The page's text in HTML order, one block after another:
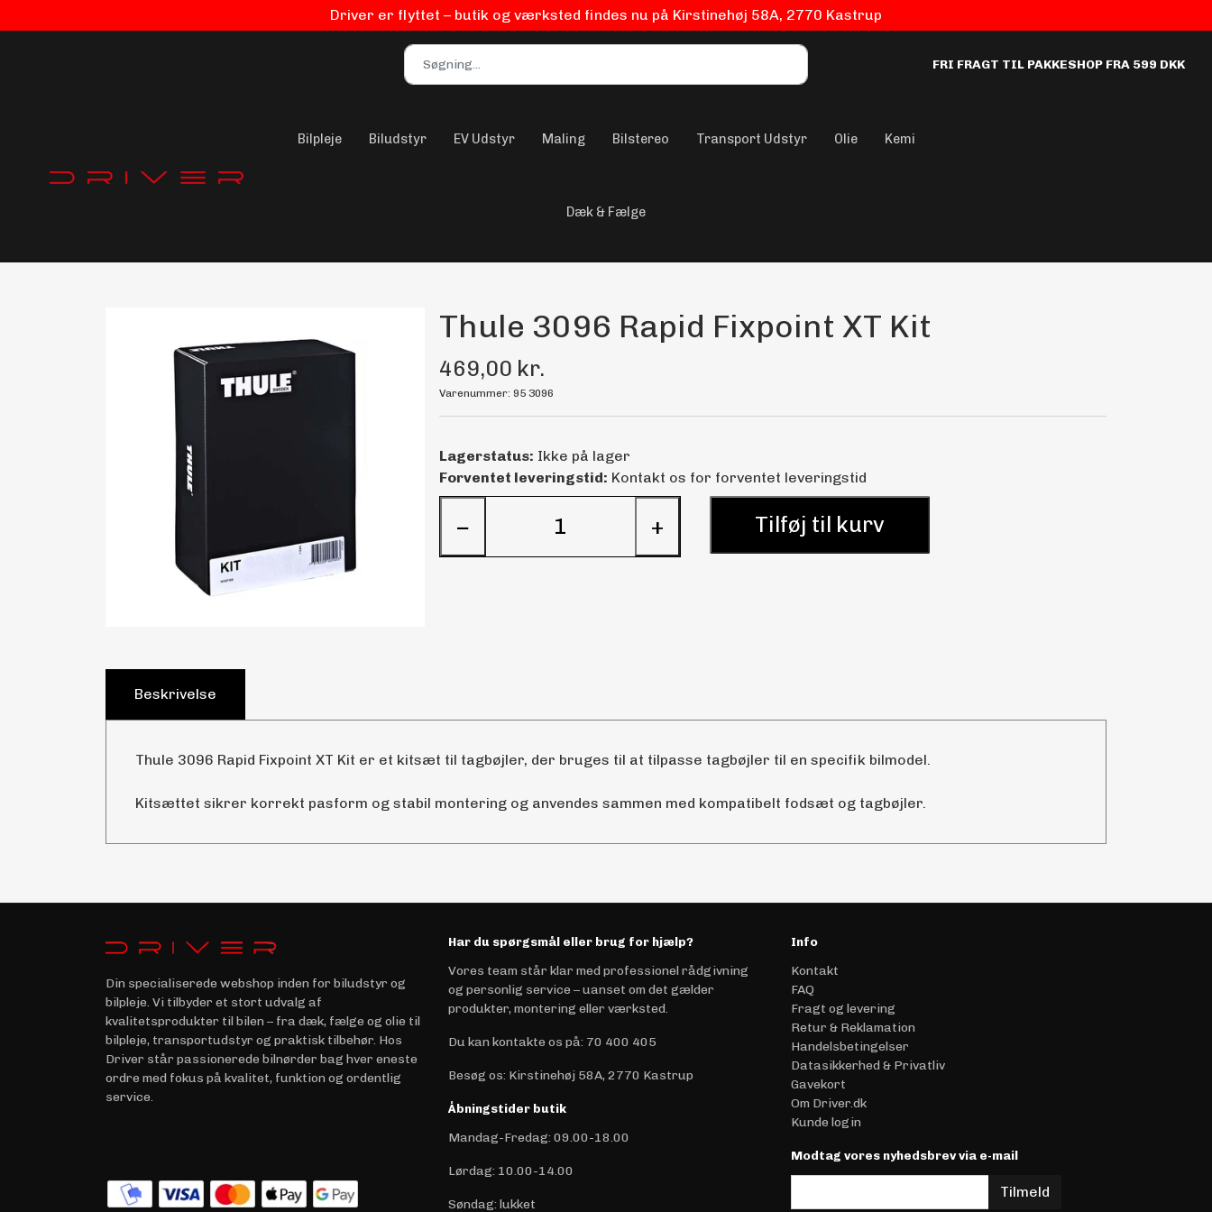
Driver er flyttet – butik og værksted findes nu på Kirstinehøj 58A, 2770 Kastrup
FRI FRAGT TIL PAKKESHOP FRA 599 DKK
Bilpleje Biludstyr EV Udstyr Maling Bilstereo Transport Udstyr Olie Kemi
Dæk & Fælge
Thule 3096 Rapid Fixpoint XT Kit
469,00 kr.
Varenummer: 95 3096
Lagerstatus: Ikke på lager
Forventet leveringstid: Kontakt os for forventet leveringstid
− + Tilføj til kurv
Beskrivelse
Thule 3096 Rapid Fixpoint XT Kit er et kitsæt til tagbøjler, der bruges til at tilpasse tagbøjler til en specifik bilmodel.
Kitsættet sikrer korrekt pasform og stabil montering og anvendes sammen med kompatibelt fodsæt og tagbøjler.
Din specialiserede webshop inden for biludstyr og
bilpleje. Vi tilbyder et stort udvalg af
kvalitetsprodukter til bilen – fra dæk, fælge og olie til
bilpleje, transportudstyr og praktisk tilbehør. Hos
Driver står passionerede bilnørder bag hver eneste
ordre med fokus på kvalitet, funktion og ordentlig
service.
Har du spørgsmål eller brug for hjælp?
Vores team står klar med professionel rådgivning
og personlig service – uanset om det gælder
produkter, montering eller værksted.
Du kan kontakte os på: 70 400 405
Besøg os: Kirstinehøj 58A, 2770 Kastrup
Åbningstider butik
Mandag-Fredag: 09.00-18.00
Lørdag: 10.00-14.00
Søndag: lukket
Info
Kontakt
FAQ
Fragt og levering
Retur & Reklamation
Handelsbetingelser
Datasikkerhed & Privatliv
Gavekort
Om Driver.dk
Kunde login
Modtag vores nyhedsbrev via e-mail
Tilmeld